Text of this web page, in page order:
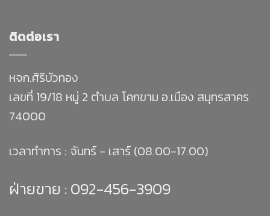
ติดต่อเรา
หจก.ศิริบัวทอง
เลขที่ 19/18 หมู่ 2 ตำบล โคกขาม อ.เมือง สมุทรสาคร
74000
เวลาทำการ : จันทร์ - เสาร์ (08.00-17.00)
ฝ่ายขาย : 092-456-3909